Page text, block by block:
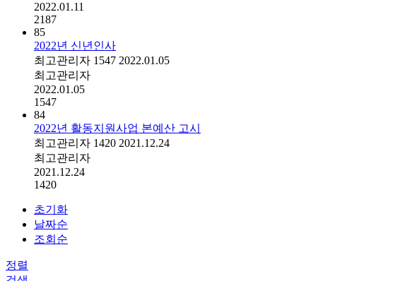
2022.01.11
2187
85
2022년 신년인사
최고관리자 1547 2022.01.05
최고관리자
2022.01.05
1547
84
2022년 활동지원사업 본예산 고시
최고관리자 1420 2021.12.24
최고관리자
2021.12.24
1420
초기화
날짜순
조회순
정렬